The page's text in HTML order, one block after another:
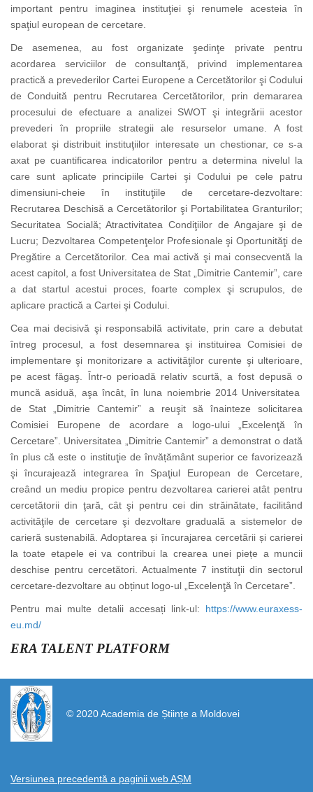
important pentru imaginea instituţiei şi renumele acesteia în
spaţiul european de cercetare.
De asemenea, au fost organizate şedinţe private pentru
acordarea serviciilor de consultanţă, privind implementarea
practică a prevederilor Cartei Europene a Cercetătorilor şi Codului
de Conduită pentru Recrutarea Cercetătorilor, prin demararea
procesului de efectuare a analizei SWOT şi integrării acestor
prevederi în propriile strategii ale resurselor umane. A fost
elaborat şi distribuit instituţiilor interesate un chestionar, ce s-a
axat pe cuantificarea indicatorilor pentru a determina nivelul la
care sunt aplicate principiile Cartei şi Codului pe cele patru
dimensiuni-cheie în instituţiile de cercetare-dezvoltare:
Recrutarea Deschisă a Cercetătorilor şi Portabilitatea Granturilor;
Securitatea Socială; Atractivitatea Condiţiilor de Angajare şi de
Lucru; Dezvoltarea Competenţelor Profesionale şi Oportunităţi de
Pregătire a Cercetătorilor. Cea mai activă şi mai consecventă la
acest capitol, a fost Universitatea de Stat „Dimitrie Cantemir”, care
a dat startul acestui proces, foarte complex şi scrupulos, de
aplicare practică a Cartei şi Codului.
Cea mai decisivă şi responsabilă activitate, prin care a debutat
întreg procesul, a fost desemnarea şi instituirea Comisiei de
implementare şi monitorizare a activităţilor curente şi ulterioare,
pe acest făgaş. Într-o perioadă relativ scurtă, a fost depusă o
muncă asiduă, aşa încât, în luna noiembrie 2014 Universitatea
de Stat „Dimitrie Cantemir” a reuşit să înainteze solicitarea
Comisiei Europene de acordare a logo-ului „Excelenţă în
Cercetare”. Universitatea „Dimitrie Cantemir” a demonstrat o dată
în plus că este o instituţie de învățământ superior ce favorizează
şi încurajează integrarea în Spaţiul European de Cercetare,
creând un mediu propice pentru dezvoltarea carierei atât pentru
cercetătorii din ţară, cât şi pentru cei din străinătate, facilitând
activităţile de cercetare şi dezvoltare graduală a sistemelor de
carieră sustenabilă. Adoptarea și încurajarea cercetării și carierei
la toate etapele ei va contribui la crearea unei piețe a muncii
deschise pentru cercetători. Actualmente 7 instituţii din sectorul
cercetare-dezvoltare au obținut logo-ul „Excelenţă în Cercetare”.
Pentru mai multe detalii accesați link-ul: https://www.euraxess-
eu.md/
ERA TALENT PLATFORM
© 2020 Academia de Științe a Moldovei
Versiunea precedentă a paginii web AȘM
https://propletenie.ru/